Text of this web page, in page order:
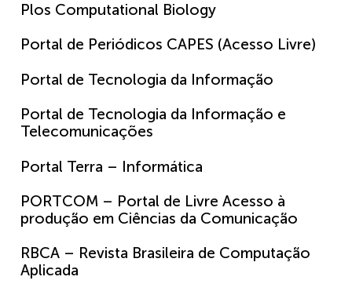
Plos Computational Biology
Portal de Periódicos CAPES (Acesso Livre)
Portal de Tecnologia da Informação
Portal de Tecnologia da Informação e
Telecomunicações
Portal Terra – Informática
PORTCOM – Portal de Livre Acesso à
produção em Ciências da Comunicação
RBCA – Revista Brasileira de Computação
Aplicada